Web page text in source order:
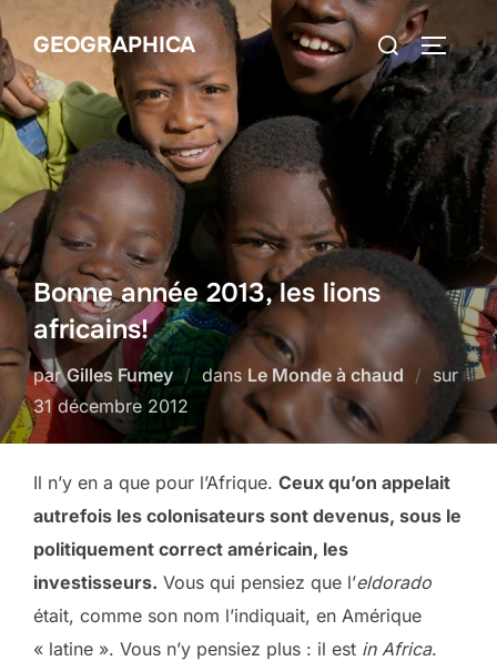
Aller
au
contenu
GEOGRAPHICA Rechercher :
Bonne année 2013, les lions
africains!
parGilles Fumey dans Le Monde à chaud sur
le
31 décembre 2012
Il n’y en a que pour l’Afrique. Ceux qu’on appelait
autrefois les colonisateurs sont devenus, sous le
politiquement correct américain, les
investisseurs. Vous qui pensiez que l’eldorado
était, comme son nom l’indiquait, en Amérique
« latine ». Vous n’y pensiez plus : il est in Africa.